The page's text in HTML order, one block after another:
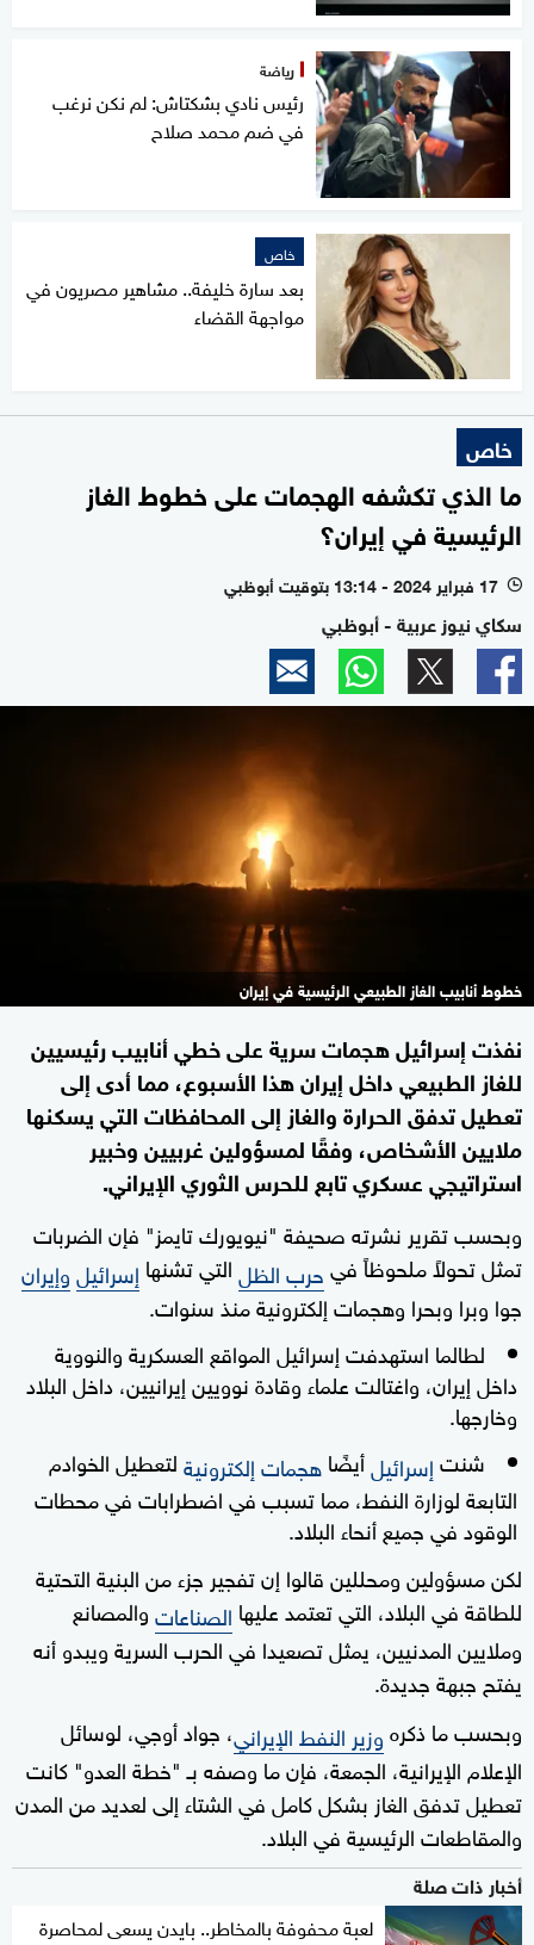
رياضة
رئيس نادي بشكتاش: لم نكن نرغب
في ضم محمد صلاح
خاص
بعد سارة خليفة.. مشاهير مصريون في
مواجهة القضاء
خاص
ما الذي تكشفه الهجمات على خطوط الغاز
الرئيسية في إيران؟
l 17 فبراير 2024 - 13:14 بتوقيت أبوظبي
سكاي نيوز عربية - أبوظبي
خطوط أنابيب الغاز الطبيعي الرئيسية في إيران
نفذت إسرائيل هجمات سرية على خطي أنابيب رئيسيين
للغاز الطبيعي داخل إيران هذا الأسبوع، مما أدى إلى
تعطيل تدفق الحرارة والغاز إلى المحافظات التي يسكنها
ملايين الأشخاص، وفقًا لمسؤولين غربيين وخبير
استراتيجي عسكري تابع للحرس الثوري الإيراني.
وبحسب تقرير نشرته صحيفة "نيويورك تايمز" فإن الضربات
تمثل تحولاً ملحوظاً فيحرب الظلالتي تشنها إسرائيلوإيران
جوا وبرا وبحرا وهجمات إلكترونية منذ سنوات.
لطالما استهدفت إسرائيل المواقع العسكرية والنووية
داخل إيران، واغتالت علماء وقادة نوويين إيرانيين، داخل البلاد
وخارجها.
شنتإسرائيلأيضًاهجمات إلكترونيةلتعطيل الخوادم
التابعة لوزارة النفط، مما تسبب في اضطرابات في محطات
الوقود في جميع أنحاء البلاد.
لكن مسؤولين ومحللين قالوا إن تفجير جزء من البنية التحتية
للطاقة في البلاد، التي تعتمد عليها الصناعاتوالمصانع
وملايين المدنيين، يمثل تصعيدا في الحرب السرية ويبدو أنه
يفتح جبهة جديدة.
وبحسب ما ذكرهوزير النفط الإيراني، جواد أوجي، لوسائل
الإعلام الإيرانية، الجمعة، فإن ما وصفه بـ "خطة العدو" كانت
تعطيل تدفق الغاز بشكل كامل في الشتاء إلى لعديد من المدن
والمقاطعات الرئيسية في البلاد.
أخبار ذات صلة
لعبة محفوفة بالمخاطر.. بايدن يسعى لمحاصرة